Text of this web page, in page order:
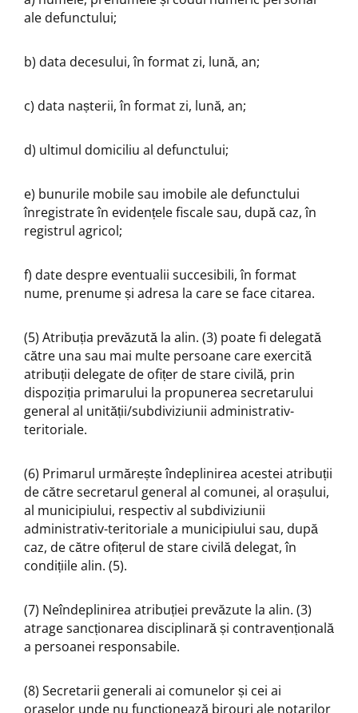
ale defunctului;
b) data decesului, în format zi, lună, an;
c) data nașterii, în format zi, lună, an;
d) ultimul domiciliu al defunctului;
e) bunurile mobile sau imobile ale defunctului
înregistrate în evidențele fiscale sau, după caz, în
registrul agricol;
f) date despre eventualii succesibili, în format
nume, prenume și adresa la care se face citarea.
(5) Atribuția prevăzută la alin. (3) poate fi delegată
către una sau mai multe persoane care exercită
atribuții delegate de ofițer de stare civilă, prin
dispoziția primarului la propunerea secretarului
general al unității/subdiviziunii administrativ-
teritoriale.
(6) Primarul urmărește îndeplinirea acestei atribuții
de către secretarul general al comunei, al orașului,
al municipiului, respectiv al subdiviziunii
administrativ-teritoriale a municipiului sau, după
caz, de către ofițerul de stare civilă delegat, în
condițiile alin. (5).
(7) Neîndeplinirea atribuției prevăzute la alin. (3)
atrage sancționarea disciplinară și contravențională
a persoanei responsabile.
(8) Secretarii generali ai comunelor și cei ai
orașelor unde nu funcționează birouri ale notarilor